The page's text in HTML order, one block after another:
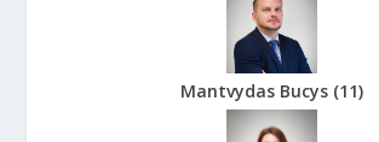
Mantvydas Bucys (11)